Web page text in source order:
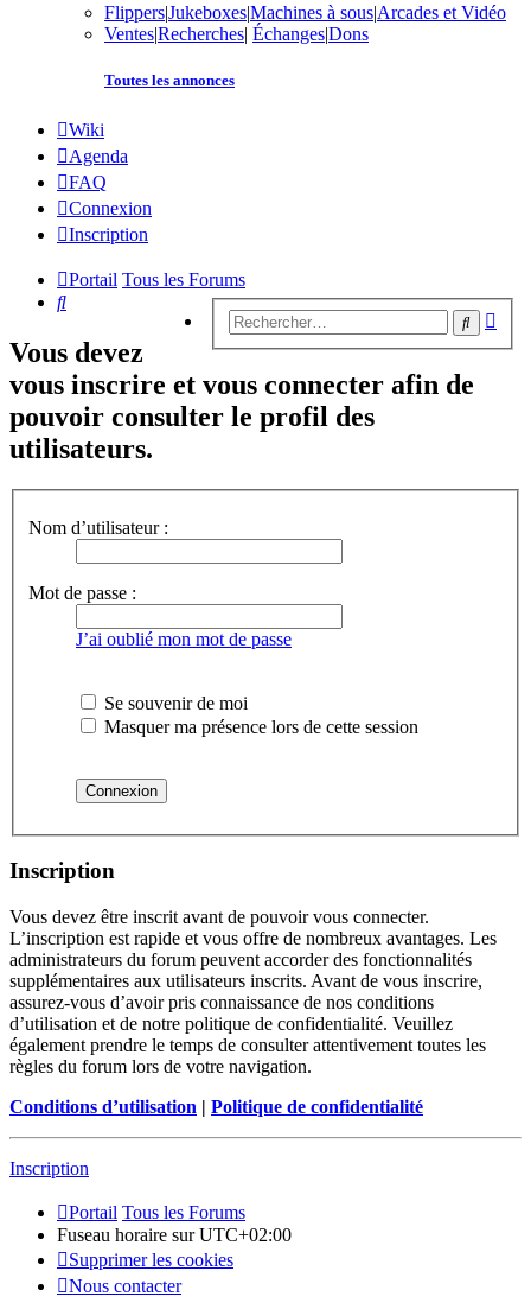
Flippers|Jukeboxes|Machines à sous|Arcades et Vidéo
Ventes|Recherches| Échanges|Dons
Toutes les annonces
Wiki
Agenda
FAQ
Connexion
Inscription
Portail Tous les Forums
Rechercher
Vous devez
vous inscrire et vous connecter afin de
pouvoir consulter le profil des
utilisateurs.
Nom d’utilisateur :
Mot de passe :
J’ai oublié mon mot de passe
Se souvenir de moi
Masquer ma présence lors de cette session
Inscription
Vous devez être inscrit avant de pouvoir vous connecter.
L’inscription est rapide et vous offre de nombreux avantages. Les
administrateurs du forum peuvent accorder des fonctionnalités
supplémentaires aux utilisateurs inscrits. Avant de vous inscrire,
assurez-vous d’avoir pris connaissance de nos conditions
d’utilisation et de notre politique de confidentialité. Veuillez
également prendre le temps de consulter attentivement toutes les
règles du forum lors de votre navigation.
Conditions d’utilisation | Politique de confidentialité
Inscription
Portail Tous les Forums
Fuseau horaire surUTC+02:00
Supprimer les cookies
Nous contacter